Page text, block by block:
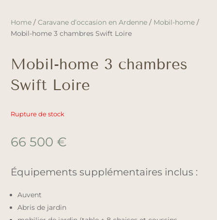
Home /Caravane d’occasion en Ardenne / Mobil-home /
Mobil-home 3 chambres Swift Loire
Mobil-home 3 chambres
Swift Loire
Rupture de stock
66 500 €
Équipements supplémentaires inclus :
Auvent
Abris de jardin